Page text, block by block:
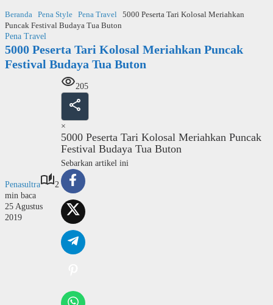
ke
konten
Beranda Pena Style Pena Travel
5000 Peserta Tari Kolosal Meriahkan
Puncak Festival Budaya Tua Buton
Pena Travel
5000 Peserta Tari Kolosal Meriahkan Puncak
Festival Budaya Tua Buton
Penasultra
2
min baca
25 Agustus
2019
205
×
5000 Peserta Tari Kolosal Meriahkan Puncak
Festival Budaya Tua Buton
Sebarkan artikel ini